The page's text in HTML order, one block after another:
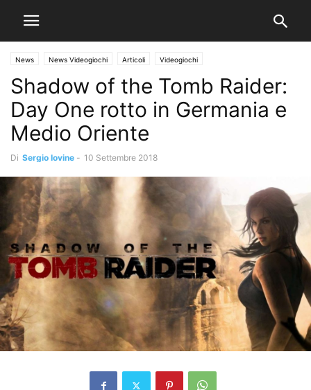
News News Videogiochi Articoli Videogiochi
Shadow of the Tomb Raider:
Day One rotto in Germania e
Medio Oriente
Di Sergio Iovine - 10 Settembre 2018